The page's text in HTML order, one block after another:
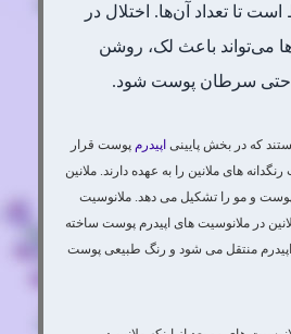
تا تعداد آن‌ها. اختلال در
می‌تواند باعث لک، روشن
حتی سرطان پوست شود.
که در بخش پایینی اپیدرم پوست قرار
های ملانین را به عهده دارند. ملانین
و مو را تشکیل می دهد. ملانوسیت
در ملانوسیت های اپیدرم پوست ساخته
منتقل می شود و رنگ طبیعی پوست